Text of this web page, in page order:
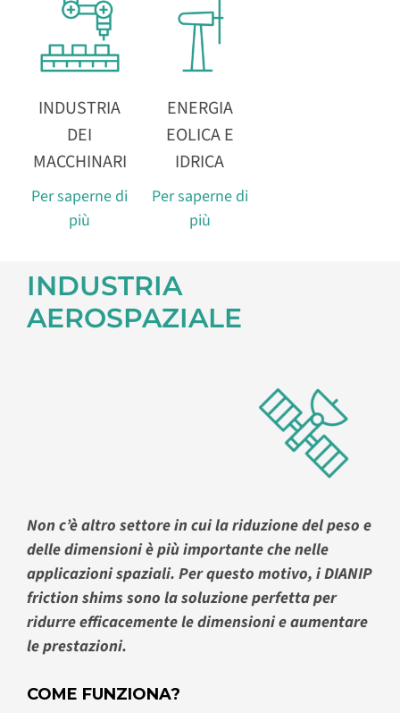
INDUSTRIA
DEI
MACCHINARI
Per saperne di
più
ENERGIA
EOLICA E
IDRICA
Per saperne di
più
INDUSTRIA
AEROSPAZIALE
Non c’è altro settore in cui la riduzione del peso e
delle dimensioni è più importante che nelle
applicazioni spaziali. Per questo motivo, i DIANIP
friction shims sono la soluzione perfetta per
ridurre efficacemente le dimensioni e aumentare
le prestazioni.
COME FUNZIONA?